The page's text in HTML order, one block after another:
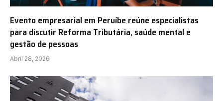
Evento empresarial em Peruíbe reúne especialistas
para discutir Reforma Tributária, saúde mental e
gestão de pessoas
Abril 28, 2026